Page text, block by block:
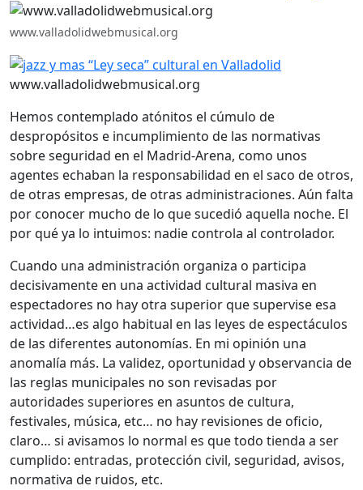
www.valladolidwebmusical.org
www.valladolidwebmusical.org
Hemos contemplado atónitos el cúmulo de
despropósitos e incumplimiento de las normativas
sobre seguridad en el Madrid-Arena, como unos
agentes echaban la responsabilidad en el saco de otros,
de otras empresas, de otras administraciones. Aún falta
por conocer mucho de lo que sucedió aquella noche. El
por qué ya lo intuimos: nadie controla al controlador.
Cuando una administración organiza o participa
decisivamente en una actividad cultural masiva en
espectadores no hay otra superior que supervise esa
actividad…es algo habitual en las leyes de espectáculos
de las diferentes autonomías. En mi opinión una
anomalía más. La validez, oportunidad y observancia de
las reglas municipales no son revisadas por
autoridades superiores en asuntos de cultura,
festivales, música, etc… no hay revisiones de oficio,
claro… si avisamos lo normal es que todo tienda a ser
cumplido: entradas, protección civil, seguridad, avisos,
normativa de ruidos, etc.